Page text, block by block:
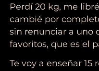
Perdí 20 kg, me
cambié por
sin renunciar a uno
favoritos, que es el
Te voy a enseñar 15